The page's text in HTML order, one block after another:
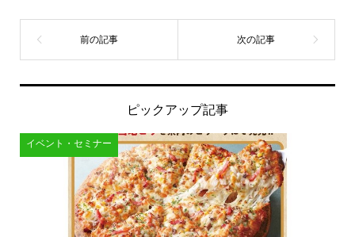
ピックアップ記事
イベント・セミナー